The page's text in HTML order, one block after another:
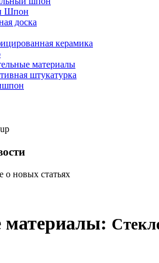
Шпон
доска
керамика
материалы
штукатурка
о новых статьях
материалы: